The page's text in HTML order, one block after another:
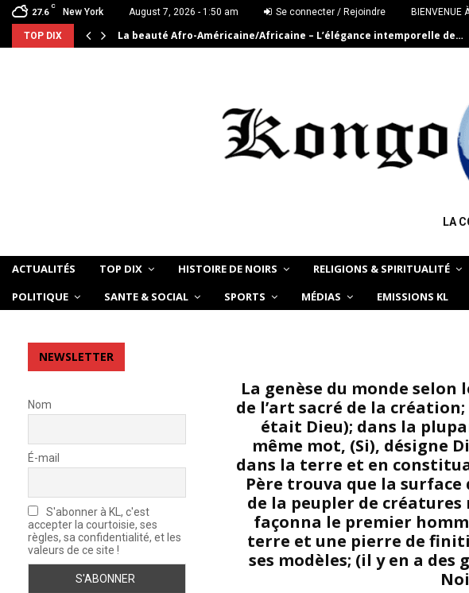
27.6
C
New York August 7, 2026 - 1:50 am Se connecter / Rejoindre BIENVENUE
TOP DIX La beauté Afro-Américaine/Africaine – L’élégance intemporelle de…
LA
ACTUALITÉS TOP DIX HISTOIRE DE NOIRS RELIGIONS & SPIRITUALITÉ
POLITIQUE
SANTE & SOCIAL SPORTS MÉDIAS EMISSIONS KL
La genèse du monde
de l’art sacré de la
était Dieu); dans la
même mot, (Si), désigne
dans la terre et en
Père trouva que la
de la peupler de créatures
façonna le premier
terre et une pierre de
ses modèles; (il y en a
NEWSLETTER
Nom
É-mail
S'abonner à KL, c'est
accepter la courtoisie, ses
règles, sa confidentialité, et les
valeurs de ce site !